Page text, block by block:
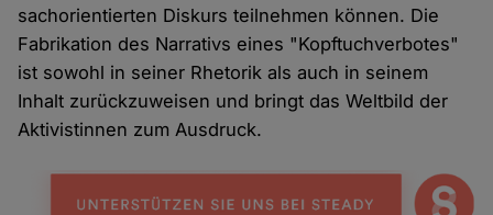
sachorientierten Diskurs teilnehmen können. Die
Fabrikation des Narrativs eines "Kopftuchverbotes"
ist sowohl in seiner Rhetorik als auch in seinem
Inhalt zurückzuweisen und bringt das Weltbild der
Aktivistinnen zum Ausdruck.